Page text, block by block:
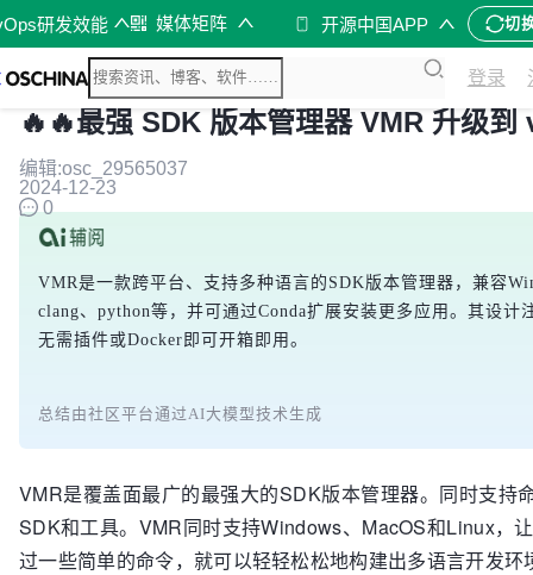
研发效能 媒体矩阵 开源中国APP 切
登录
🔥🔥最强 SDK 版本管理器 VMR 升级到
编辑:osc_29565037
2024-12-23
0
VMR是一款跨平台、支持多种语言的SDK版本管理器，兼容
clang、python等，并可通过Conda扩展安装更多应用。其设
无需插件或Docker即可开箱即用。
总结由社区平台通过AI大模型技术生成
VMR是覆盖面最广的最强大的SDK版本管理器。同时支
SDK和工具。VMR同时支持Windows、MacOS和Linux，
过一些简单的命令，就可以轻轻松松地构建出多语言开发